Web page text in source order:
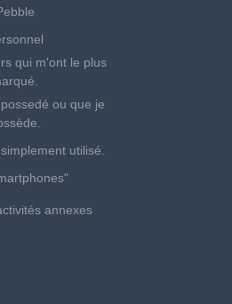
qui m'ont le plus
ou que je
utilisé.
annexes